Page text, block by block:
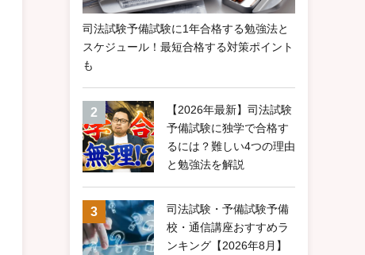
司法試験予備試験に1年合格する勉強法と
スケジュール！最短合格する対策ポイント
も
【2026年最新】司法試験
予備試験に独学で合格す
るには？難しい4つの理由
と勉強法を解説
司法試験・予備試験予備
校・通信講座おすすめラ
ンキング【2026年8月】